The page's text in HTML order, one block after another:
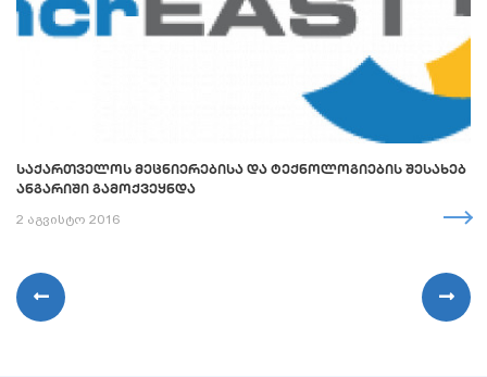
ᲡᲐᲥᲐᲠᲗᲕᲔᲚᲝᲡ ᲛᲔᲪᲜᲘᲔᲠᲔᲑᲘᲡᲐ ᲓᲐ ᲢᲔᲥᲜᲝᲚᲝᲒᲘᲔᲑᲘᲡ ᲨᲔᲡᲐᲮᲔᲑ
ᲐᲜᲒᲐᲠᲘᲨᲘ ᲒᲐᲛᲝᲥᲕᲔᲧᲜᲓᲐ
2 აგვისტო 2016